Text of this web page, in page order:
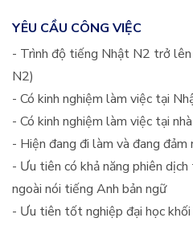
YÊU CẦU CÔNG VIỆC
- Trình độ tiếng Nhật N2 trở
N2)
- Có kinh nghiệm làm việc tại
- Có kinh nghiệm làm việc tại
- Hiện đang đi làm và đang đảm
- Ưu tiên có khả năng phiên
ngoài nói tiếng Anh bản ngữ
- Ưu tiên tốt nghiệp đại học